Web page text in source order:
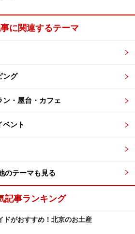
ショーの華やかさを見れば実感で
町を少し歩くだけで、ベンツやロ
ーリなどの高級車がバンバン走っ
アルマーニ、カルティエといった
うに売れていたり、オフィスや住
だったり……まさに日本のバブル期
わけではありません。大多数の北
場に行って安い食材を捜し求める
る二極化について、次の章でお話
者の二極化が顕著な北京
に関連するテーマ
ング
・屋台・カフェ
ント
のテーマも見る
記事ランキング
ドがおすすめ！北京のお土産